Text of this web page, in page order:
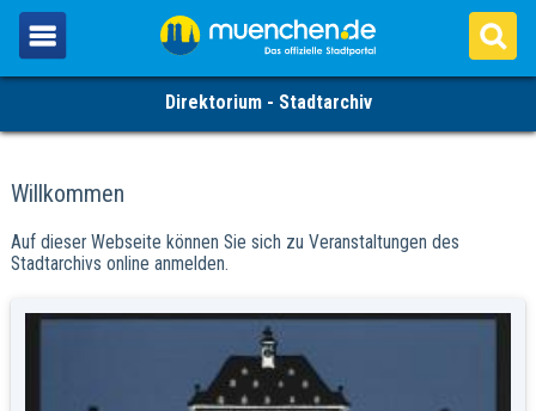
Direktorium - Stadtarchiv
Willkommen
Auf dieser Webseite können Sie sich zu Veranstaltungen des
Stadtarchivs online anmelden.